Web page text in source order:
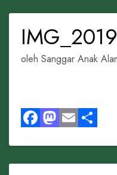
oleh Sanggar Anak